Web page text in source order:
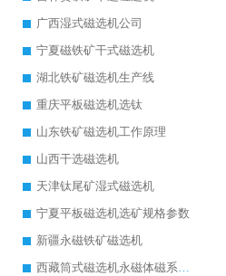
广西湿式磁选机公司
宁夏磁铁矿干式磁选机
湖北铁矿磁选机生产线
重庆平板磁选机选钛
山东铁矿磁选机工作原理
山西干选磁选机
天津钛尾矿湿式磁选机
宁夏平板磁选机选矿规格参数
新疆永磁铁矿磁选机
西藏筒式磁选机永磁体磁系设计